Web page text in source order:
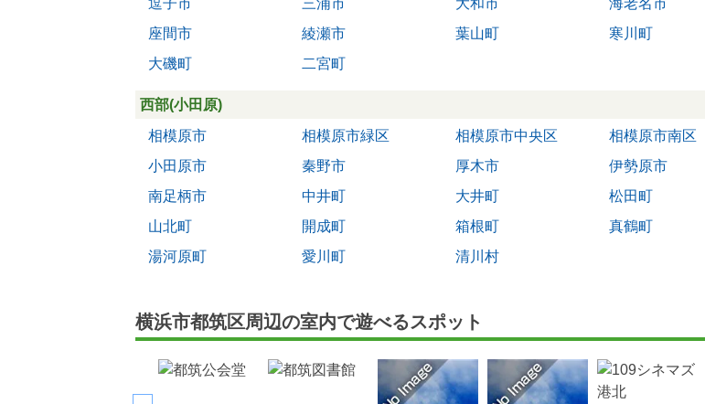
座間市
綾瀬市 葉山町
寒川町
大磯町
二宮町
西部(小田原)
相模原市
相模原市緑区 相模原市中央区
相模原市南区
小田原市
秦野市 厚木市
伊勢原市
南足柄市
中井町 大井町
松田町
山北町
開成町 箱根町
真鶴町
湯河原町
愛川町 清川村
横浜市都筑区周辺の室内で遊べるスポット